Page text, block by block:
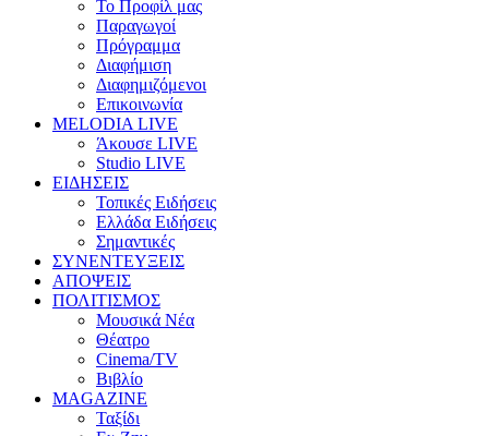
Το Προφίλ μας
Παραγωγοί
Πρόγραμμα
Διαφήμιση
Διαφημιζόμενοι
Επικοινωνία
MELODIA LIVE
Άκουσε LIVE
Studio LIVE
ΕΙΔΗΣΕΙΣ
Τοπικές Ειδήσεις
Ελλάδα Ειδήσεις
Σημαντικές
ΣΥΝΕΝΤΕΥΞΕΙΣ
ΑΠΟΨΕΙΣ
ΠΟΛΙΤΙΣΜΟΣ
Μουσικά Νέα
Θέατρο
Cinema/TV
Βιβλίο
MAGAZINE
Ταξίδι